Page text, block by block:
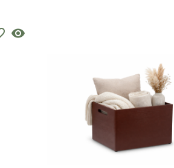
visibility